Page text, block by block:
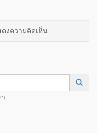
งความคิดเห็น
า